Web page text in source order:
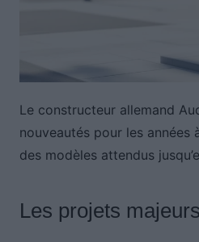
Le constructeur allemand
nouveautés pour les années
des modèles attendus
Les projets